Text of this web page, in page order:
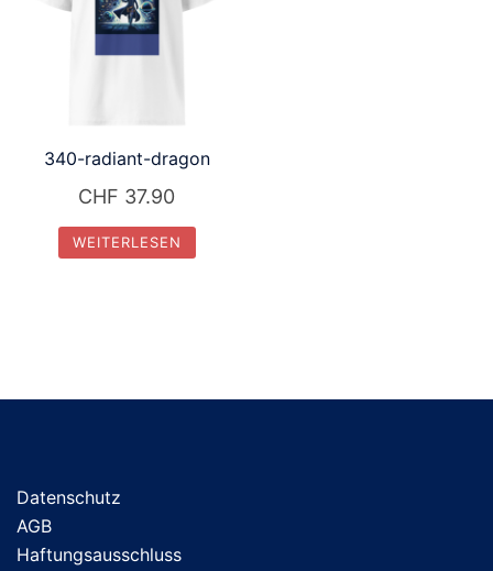
340-radiant-dragon
CHF 37.90
WEITERLESEN
Datenschutz
AGB
Haftungsausschluss